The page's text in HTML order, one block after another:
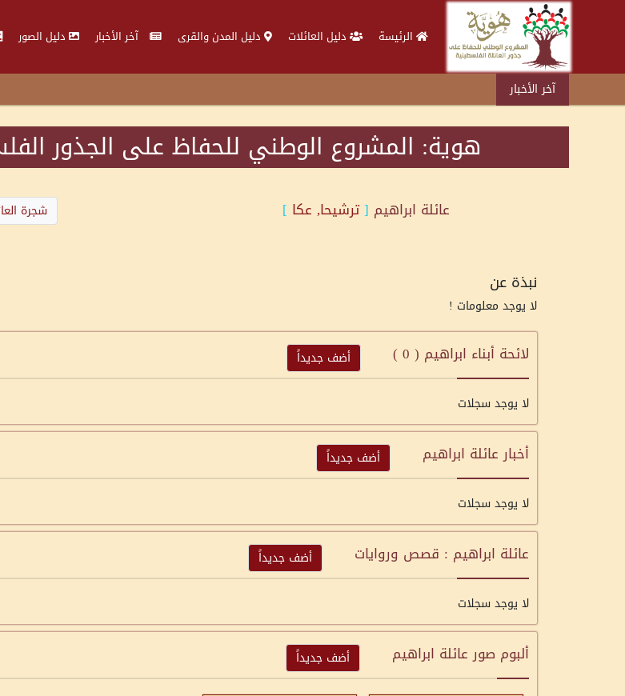
الرئيسة دليل العائلات دليل المدن والقرى آخر الأخبار دليل الصور
آخر الأخبار
هوية: المشروع الوطني للحفاظ على الجذور
عائلة ابراهيم [ترشيحا, عكا ] شجرة
نبذة عن
لا يوجد معلومات !
لائحة أبناء ابراهيم ( 0
) أضف جديداً
لا يوجد سجلات
أخبار عائلة ابراهيم أضف جديداً
لا يوجد سجلات
عائلة ابراهيم : قصص وروايات أضف جديداً
لا يوجد سجلات
ألبوم صور عائلة ابراهيم أضف جديداً